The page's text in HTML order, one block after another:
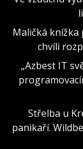
Maličká knížka
chvíli
„Azbest IT
Střelba u
panikaří.